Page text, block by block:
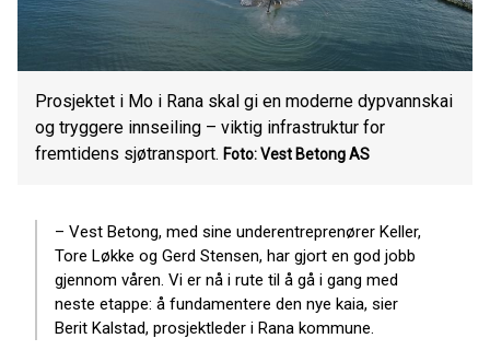
Prosjektet i Mo i Rana skal gi en moderne dypvannskai
og tryggere innseiling – viktig infrastruktur for
fremtidens sjøtransport. Foto: Vest Betong AS
– Vest Betong, med sine underentreprenører Keller,
Tore Løkke og Gerd Stensen, har gjort en god jobb
gjennom våren. Vi er nå i rute til å gå i gang med
neste etappe: å fundamentere den nye kaia, sier
Berit Kalstad, prosjektleder i Rana kommune.